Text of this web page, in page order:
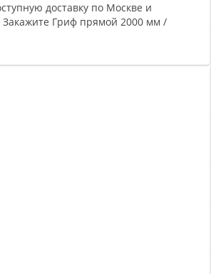
доставку по Москве и
Закажите Гриф прямой 2000 мм /